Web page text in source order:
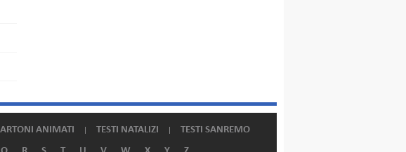
ANIMATI TESTI NATALIZI
TESTI SANREMO